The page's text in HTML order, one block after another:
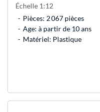
Échelle 1:12
Pièces: 2 067 pièces
Age: à partir de 10 ans
Matériel: Plastique